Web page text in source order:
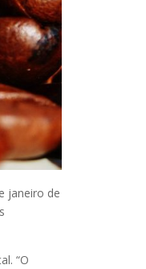
janeiro de
“O